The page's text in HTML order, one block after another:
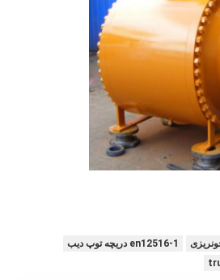
en12516-1 دریچه توپ دیب